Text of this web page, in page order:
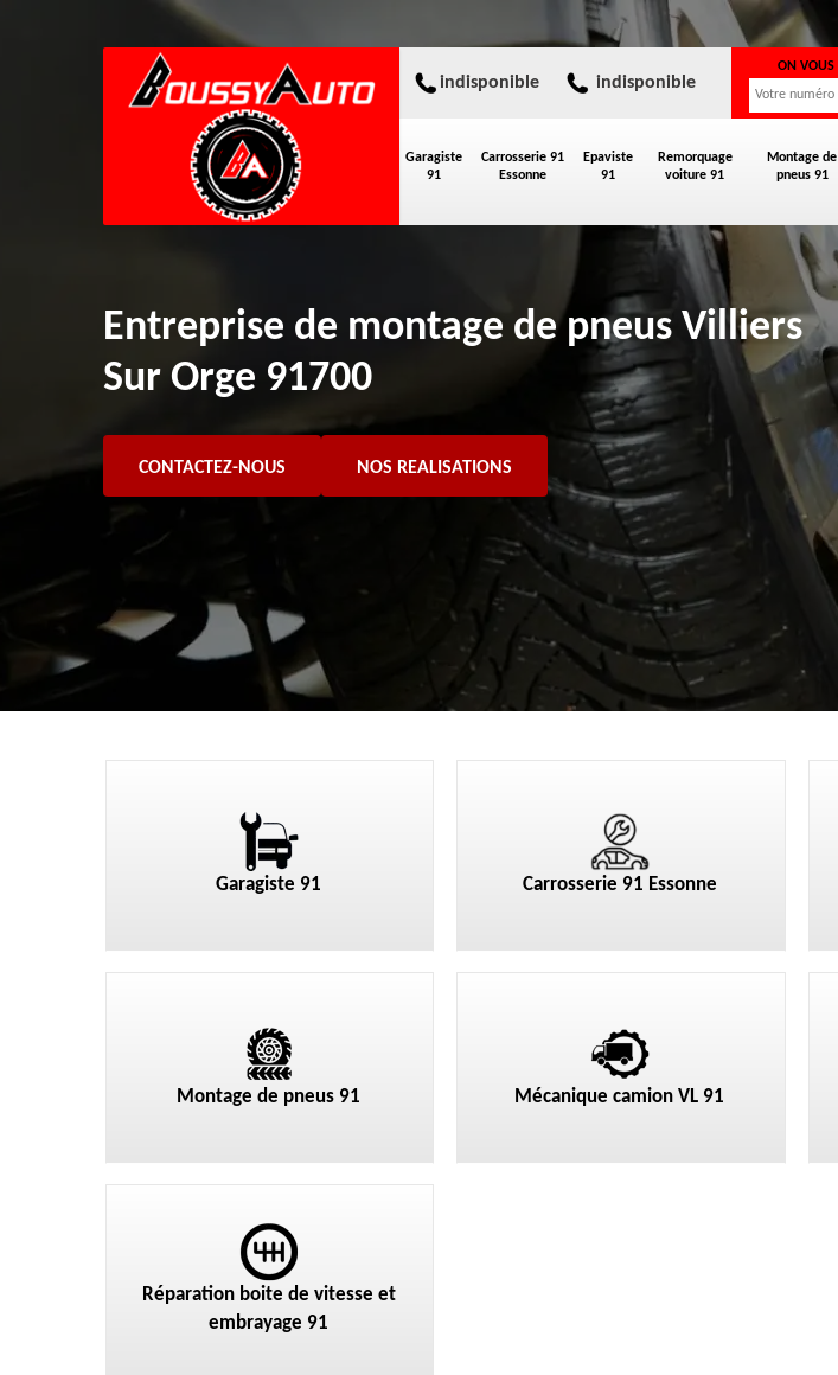
Garagiste
91
Carrosserie 91
Essonne
Epaviste
91
Remorquage
voiture 91
Montage de
pneus 91
indisponible indisponible
ON VOUS
Entreprise de montage de pneus Villiers
Sur Orge 91700
CONTACTEZ-NOUS NOS REALISATIONS
Garagiste 91 Carrosserie 91 Essonne
Montage de pneus 91 Mécanique camion VL 91
Réparation boite de vitesse et
embrayage 91